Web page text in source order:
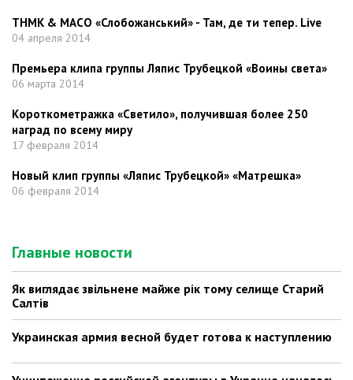
ТНМК & МАСО «Слобожанський» - Там, де ти тепер. Live
04 апреля 2014
Премьера клипа группы Ляпис Трубецкой «Воины света»
06 марта 2014
Короткометражка «Светило», получившая более 250
наград по всему миру
17 февраля 2014
Новый клип группы «Ляпис Трубецкой» «Матрешка»
06 февраля 2014
Главные новости
Як виглядає звільнене майже рік тому селище Старий
Салтів
Украинская армия весной будет готова к наступлению